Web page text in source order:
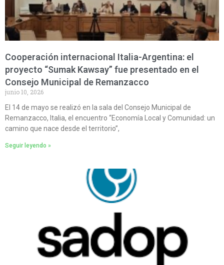
Cooperación internacional Italia-Argentina: el
proyecto “Sumak Kawsay” fue presentado en el
Consejo Municipal de Remanzacco
junio 10, 2026
El 14 de mayo se realizó en la sala del Consejo Municipal de
Remanzacco, Italia, el encuentro “Economía Local y Comunidad: un
camino que nace desde el territorio”,
Seguir leyendo »